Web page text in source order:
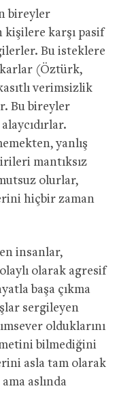
bireyler
karşı pasif
Bu isteklere
(Öztürk,
verimsizlik
Bu bireyler
yanlış
mantıksız
olurlar,
hiçbir zaman
insanlar,
olarak agresif
başa çıkma
sergileyen
olduklarını
bilmediğini
asla tam olarak
aslında